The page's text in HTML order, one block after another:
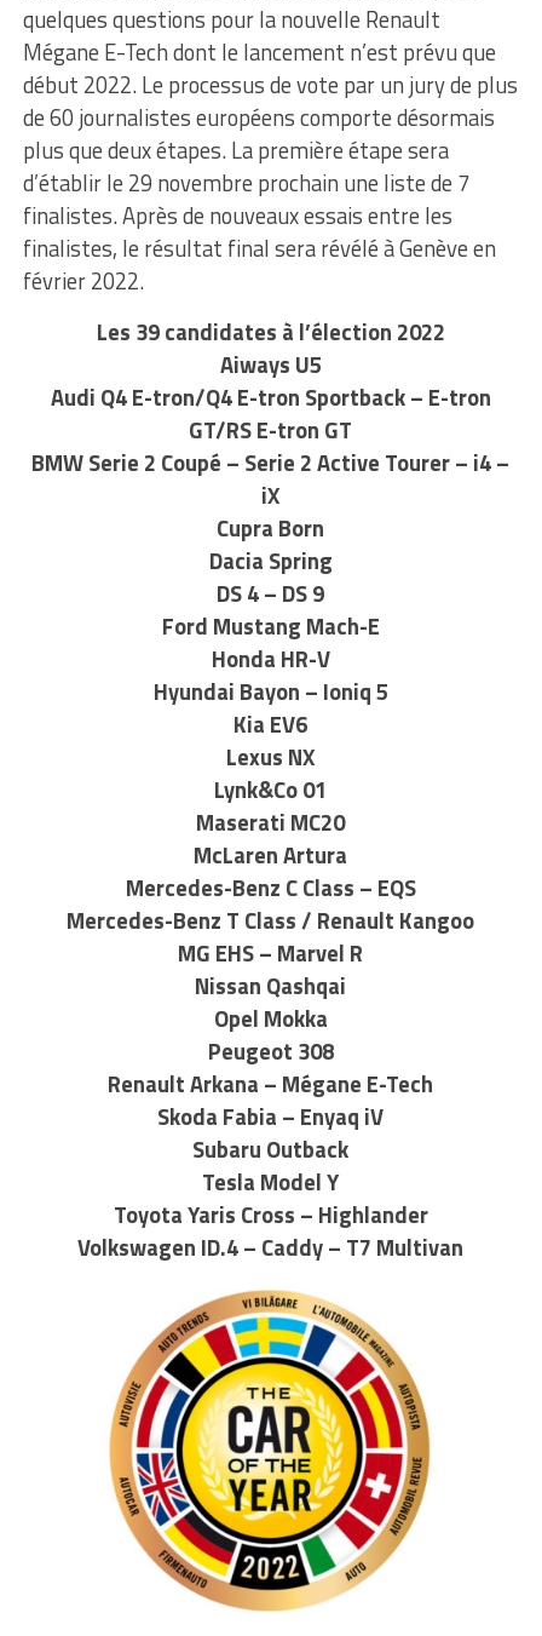
quelques questions pour la nouvelle Renault
Mégane E-Tech dont le lancement n’est prévu que
début 2022. Le processus de vote par un jury de plus
de 60 journalistes européens comporte désormais
plus que deux étapes. La première étape sera
d’établir le 29 novembre prochain une liste de 7
finalistes. Après de nouveaux essais entre les
finalistes, le résultat final sera révélé à Genève en
février 2022.
Les 39 candidates à l’élection 2022
Aiways U5
Audi Q4 E-tron/Q4 E-tron Sportback – E-tron
GT/RS E-tron GT
BMW Serie 2 Coupé – Serie 2 Active Tourer – i4 –
iX
Cupra Born
Dacia Spring
DS 4 – DS 9
Ford Mustang Mach-E
Honda HR-V
Hyundai Bayon – Ioniq 5
Kia EV6
Lexus NX
Lynk&Co 01
Maserati MC20
McLaren Artura
Mercedes-Benz C Class – EQS
Mercedes-Benz T Class / Renault Kangoo
MG EHS – Marvel R
Nissan Qashqai
Opel Mokka
Peugeot 308
Renault Arkana – Mégane E-Tech
Skoda Fabia – Enyaq iV
Subaru Outback
Tesla Model Y
Toyota Yaris Cross – Highlander
Volkswagen ID.4 – Caddy – T7 Multivan